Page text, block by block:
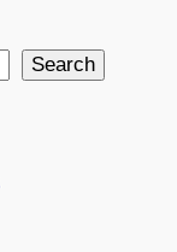
Search